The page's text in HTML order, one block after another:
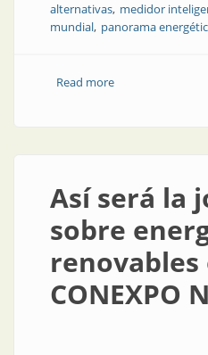
alternativas medidor
mundial panorama
Read moreabout Redes
Así será la
sobre
renovables
CONEXPO